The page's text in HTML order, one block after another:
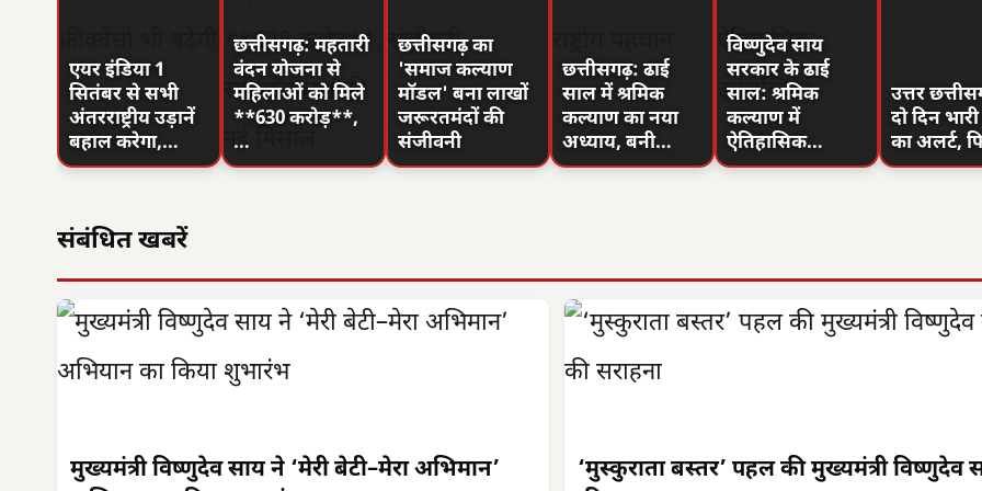
एयर इंडिया 1
सितंबर से सभी
अंतरराष्ट्रीय उड़ानें
बहाल करेगा,…
छत्तीसगढ़: महतारी
वंदन योजना से
महिलाओं को मिले
**630 करोड़**,
…
छत्तीसगढ़ का
'समाज कल्याण
मॉडल' बना लाखों
जरूरतमंदों की
संजीवनी
छत्तीसगढ़: ढाई
साल में श्रमिक
कल्याण का नया
अध्याय, बनी…
विष्णुदेव साय
सरकार के ढाई
साल: श्रमिक
कल्याण में
ऐतिहासिक…
उत्तर
दो दिन
का अलर्ट,
संबंधित खबरें
मुख्यमंत्री विष्णुदेव साय ने ‘मेरी बेटी–मेरा अभिमान’
‘मुस्कुराता बस्तर’ पहल की मुख्यमंत्री विष्णुदेव